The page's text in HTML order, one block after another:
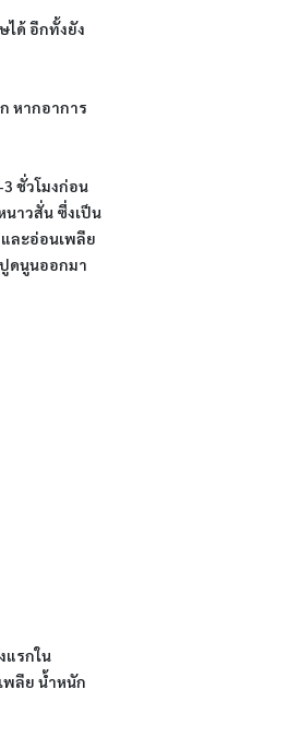
ได้ อีกทั้งยัง
หากอาการ
ชั่วโมงก่อน
นาวสั่น ซึ่งเป็น
ละอ่อนเพลีย
ดนูนออกมา
แรกใน
พลีย น้ำหนัก